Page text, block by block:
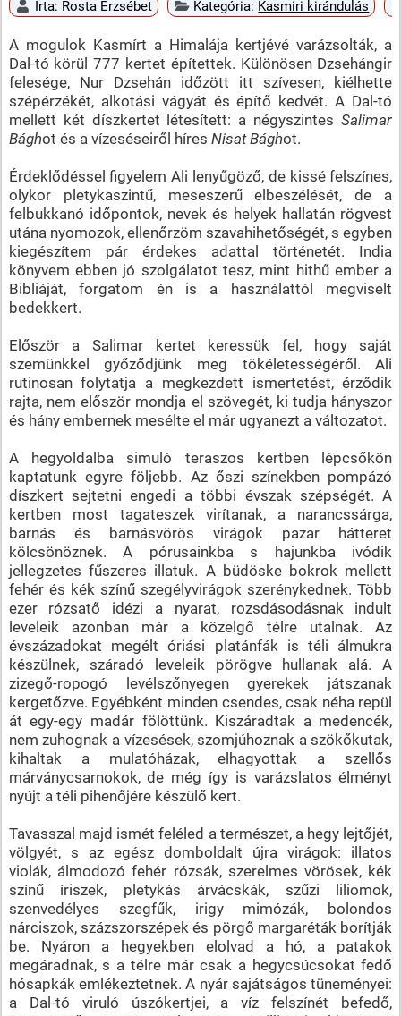
Írta: Rosta Erzsébet Kategória: Kasmiri kirándulás
A mogulok Kasmírt a Himalája kertjévé varázsolták, a
Dal-tó körül 777 kertet építettek. Különösen Dzsehángir
felesége, Nur Dzsehán időzött itt szívesen, kiélhette
szépérzékét, alkotási vágyát és építő kedvét. A Dal-tó
mellett két díszkertet létesített: a négyszintesSalimar
Bághot és a vízeséseiről híres Nisat Bághot.
Érdeklődéssel figyelem Ali lenyűgöző, de kissé felszínes,
olykor pletykaszintű, meseszerű elbeszélését, de a
felbukkanó időpontok, nevek és helyek hallatán rögvest
utána nyomozok, ellenőrzöm szavahihetőségét, s egyben
kiegészítem pár érdekes adattal történetét. India
könyvem ebben jó szolgálatot tesz, mint hithű ember a
Bibliáját, forgatom én is a használattól megviselt
bedekkert.
Először a Salimar kertet keressük fel, hogy saját
szemünkkel győződjünk meg tökéletességéről. Ali
rutinosan folytatja a megkezdett ismertetést, érződik
rajta, nem először mondja el szövegét, ki tudja hányszor
és hány embernek mesélte el már ugyanezt a változatot.
A hegyoldalba simuló teraszos kertben lépcsőkön
kaptatunk egyre följebb. Az őszi színekben pompázó
díszkert sejtetni engedi a többi évszak szépségét. A
kertben most tagateszek virítanak, a narancssárga,
barnás és barnásvörös virágok pazar hátteret
kölcsönöznek. A pórusainkba s hajunkba ivódik
jellegzetes fűszeres illatuk. A büdöske bokrok mellett
fehér és kék színű szegélyvirágok szerénykednek. Több
ezer rózsatő idézi a nyarat, rozsdásodásnak indult
leveleik azonban már a közelgő télre utalnak. Az
évszázadokat megélt óriási platánfák is téli álmukra
készülnek, száradó leveleik pörögve hullanak alá. A
zizegő-ropogó levélszőnyegen gyerekek játszanak
kergetőzve. Egyébként minden csendes, csak néha repül
át egy-egy madár fölöttünk. Kiszáradtak a medencék,
nem zuhognak a vízesések, szomjúhoznak a szökőkutak,
kihaltak a mulatóházak, elhagyottak a szellős
márványcsarnokok, de még így is varázslatos élményt
nyújt a téli pihenőjére készülő kert.
Tavasszal majd ismét feléled a természet, a hegy lejtőjét,
völgyét, s az egész domboldalt újra virágok: illatos
violák, álmodozó fehér rózsák, szerelmes vörösek, kék
színű íriszek, pletykás árvácskák, szűzi liliomok,
szenvedélyes szegfűk, irigy mimózák, bolondos
nárciszok, százszorszépek és pörgő margaréták borítják
be. Nyáron a hegyekben elolvad a hó, a patakok
megáradnak, s a télre már csak a hegycsúcsokat fedő
hósapkák emlékeztetnek. A nyár sajátságos tüneményei:
a Dal-tó viruló úszókertjei, a víz felszínét befedő,